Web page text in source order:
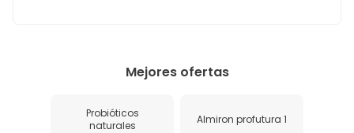
Mejores ofertas
Probióticos
naturales
Almiron profutura 1